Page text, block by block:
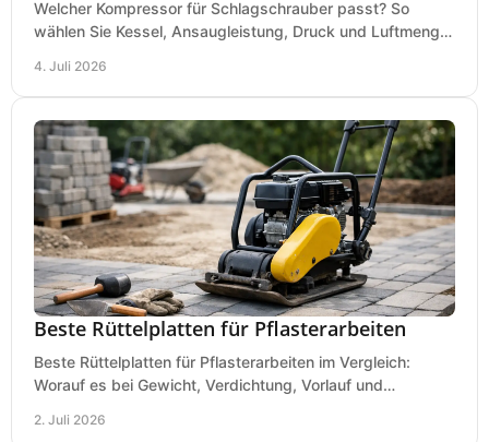
Welcher Kompressor für Schlagschrauber passt? So
wählen Sie Kessel, Ansaugleistung, Druck und Luftmenge
4. Juli 2026
Beste Rüttelplatten für Pflasterarbeiten
Beste Rüttelplatten für Pflasterarbeiten im Vergleich:
Worauf es bei Gewicht, Verdichtung, Vorlauf und
2. Juli 2026